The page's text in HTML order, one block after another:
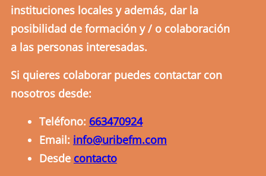
instituciones locales y además, dar la
posibilidad de formación y / o colaboración
a las personas interesadas.
Si quieres colaborar puedes contactar con
nosotros desde:
Teléfono: 663470924
Email: info@uribefm.com
Desde contacto